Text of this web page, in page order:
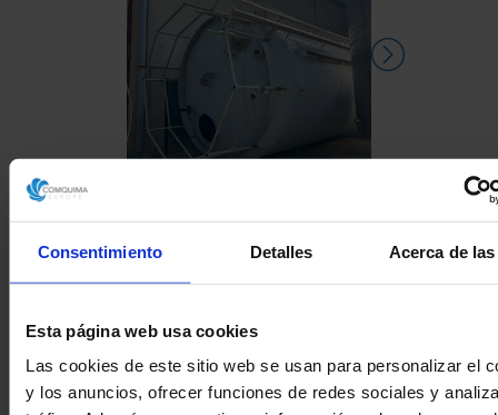
Consentimiento Detalles Acerca de
Esta página web usa cookies
Las cookies de este sitio web se usan para personalizar el
y los anuncios, ofrecer funciones de redes sociales y
DEPÓSITO FIBRA DE
DEPÓSITO